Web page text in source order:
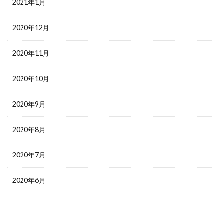
2021年1月
2020年12月
2020年11月
2020年10月
2020年9月
2020年8月
2020年7月
2020年6月